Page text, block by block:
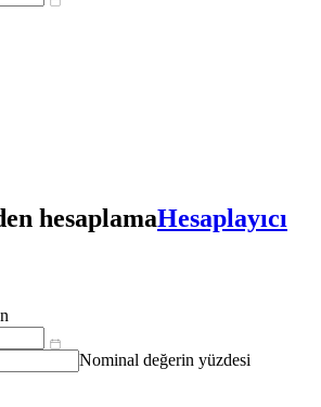
hesaplamaHesaplayıcı
Nominal değerin yüzdesi